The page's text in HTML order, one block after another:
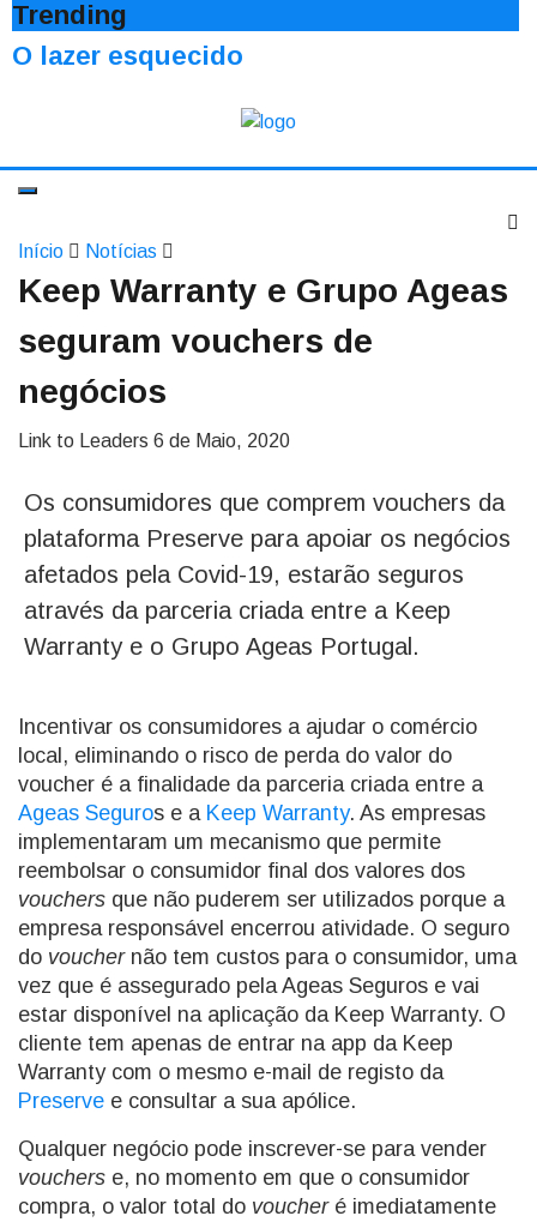
Trending
O lazer esquecido
Início Notícias
Keep Warranty e Grupo Ageas
seguram vouchers de
negócios
Link to Leaders 6 de Maio, 2020
Os consumidores que comprem vouchers da
plataforma Preserve para apoiar os negócios
afetados pela Covid-19, estarão seguros
através da parceria criada entre a Keep
Warranty e o Grupo Ageas Portugal.
Incentivar os consumidores a ajudar o comércio
local, eliminando o risco de perda do valor do
voucher é a finalidade da parceria criada entre a
Ageas Seguros e a Keep Warranty. As empresas
implementaram um mecanismo que permite
reembolsar o consumidor final dos valores dos
vouchers que não puderem ser utilizados porque a
empresa responsável encerrou atividade. O seguro
do vouchernão tem custos para o consumidor, uma
vez que é assegurado pela Ageas Seguros e vai
estar disponível na aplicação da Keep Warranty. O
cliente tem apenas de entrar na app da Keep
Warranty com o mesmo e-mail de registo da
Preserve e consultar a sua apólice.
Qualquer negócio pode inscrever-se para vender
vouchers e, no momento em que o consumidor
compra, o valor total do voucheré imediatamente